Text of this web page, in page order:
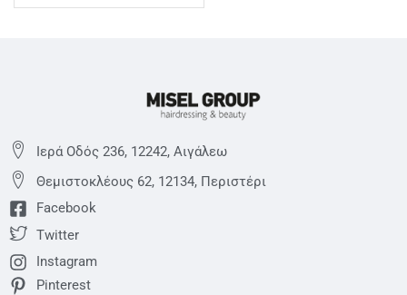
Ιερά Οδός 236, 12242, Αιγάλεω
Θεμιστoκλέους 62, 12134, Περιστέρι
Facebook
Twitter
Instagram
Pinterest